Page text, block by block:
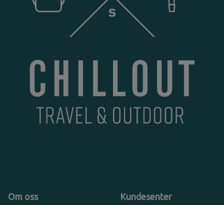
Om oss Kundesenter